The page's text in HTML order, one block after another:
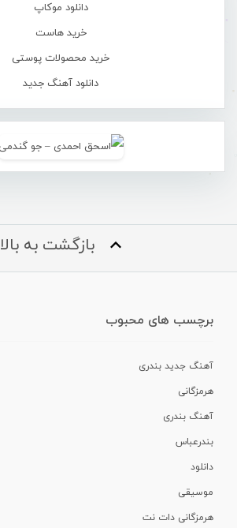
دانلود موکاپ
خرید هاست
خرید محصولات پوستی
دانلود آهنگ جدید
بازگشت به بالا
برچسب های محبوب
آهنگ جدید بندری
هرمزگانی
آهنگ بندری
بندرعباس
دانلود
موسیقی
هرمزگانی دات نت